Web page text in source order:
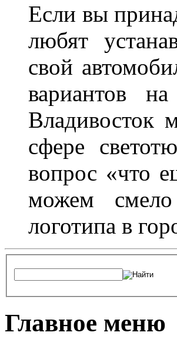
Если вы
любят
свой
вариантов
Владивосток
сфере
вопрос «что
можем смело
логотипа в
Главное меню